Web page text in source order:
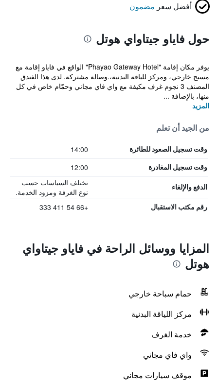
أفضل سعر مضمون
حول فاياو جيتاواي هوتل
يوفر مكان إقامة "Phayao Gateway Hotel" الواقع في فاياو إقامة مع
مسبح خارجي، ومركز للياقة البدنية،.وصالة مشتركة. لدى هذا الفندق
المصنف 3 نجوم غرف مكيفة مع واي فاي مجاني وحمّام خاص في كل
منها، بالإضافة ...
المزيد
من الجيد أن تعلم
وقت تسجيل الصعود للطائرة 14:00
وقت تسجيل المغادرة 12:00
الدفع والإلغاء
تختلف السياسات حسب
نوع الغرفة ومزود الخدمة.
رقم مكتب الاستقبال +66 54 411 333
المزايا ووسائل الراحة في فاياو جيتاواي
هوتل
حمام سباحة خارجي
مركز اللياقة البدنية
خدمة الغرف
واي فاي مجاني
موقف سيارات مجاني